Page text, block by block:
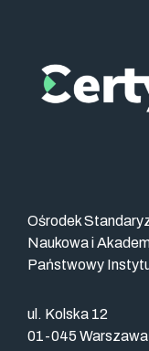
Ośrodek
Naukowa i
Państwowy
ul. Kolska 12
01-045 Warszawa